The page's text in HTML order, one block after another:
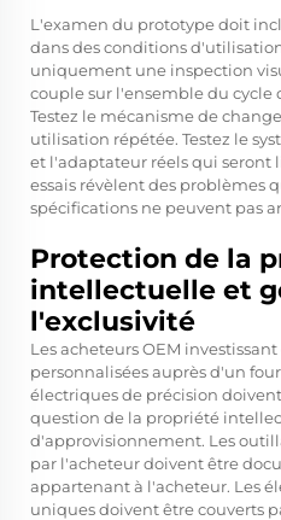
L'examen du prototype doit
dans des conditions
uniquement une inspection
couple sur l'ensemble du cycle
Testez le mécanisme de
utilisation répétée. Testez le
et l'adaptateur réels qui seront
essais révèlent des problèmes
spécifications ne peuvent pas
Protection de la
intellectuelle et
l'exclusivité
Les acheteurs OEM
personnalisées auprès d'un
électriques de précision
question de la propriété
d'approvisionnement. Les
par l'acheteur doivent être
appartenant à l'acheteur. Les
uniques doivent être couverts